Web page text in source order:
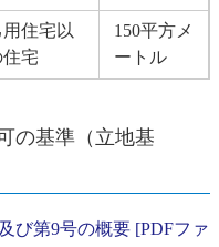
用住宅以
宅
150平方メ
ートル
の基準（立地基
び第9号の概要 [PDFファ